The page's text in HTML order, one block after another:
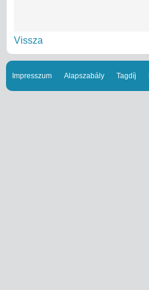
Vissza
Impresszum Alapszabály Tagdíj